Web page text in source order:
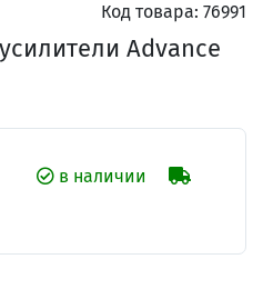
Код товара: 76991
Advance
в наличии